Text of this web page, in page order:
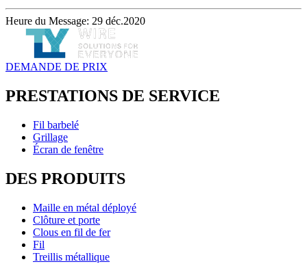
Heure du Message: 29 déc.2020
DEMANDE DE PRIX
PRESTATIONS DE SERVICE
Fil barbelé
Grillage
Écran de fenêtre
DES PRODUITS
Maille en métal déployé
Clôture et porte
Clous en fil de fer
Fil
Treillis métallique